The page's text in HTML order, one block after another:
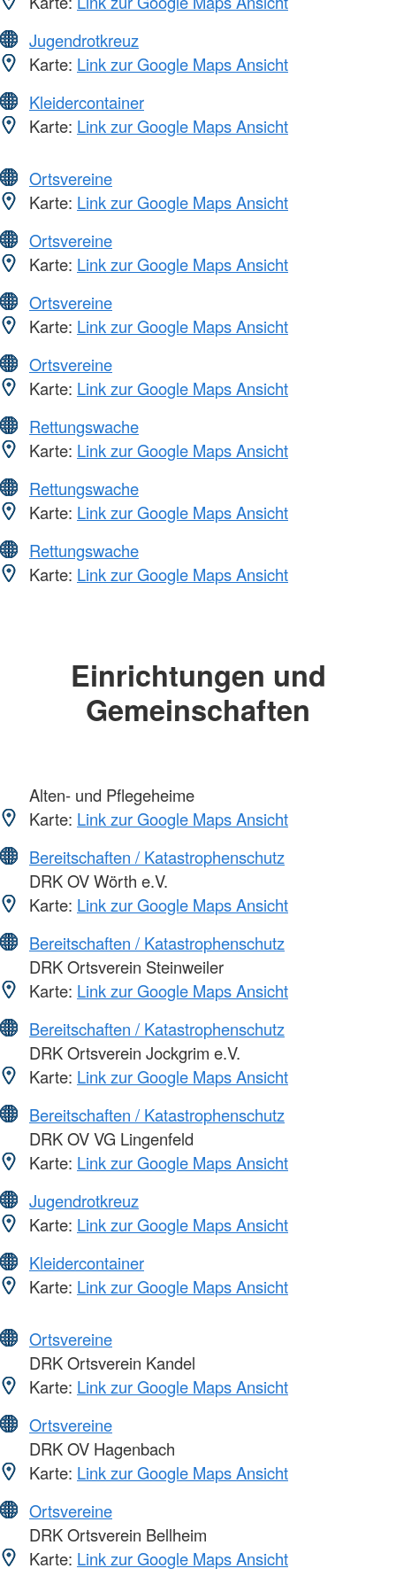
Jugendrotkreuz
Karte: Link zur Google Maps Ansicht
Kleidercontainer
Karte: Link zur Google Maps Ansicht
Ortsvereine
Karte: Link zur Google Maps Ansicht
Ortsvereine
Karte: Link zur Google Maps Ansicht
Ortsvereine
Karte: Link zur Google Maps Ansicht
Ortsvereine
Karte: Link zur Google Maps Ansicht
Rettungswache
Karte: Link zur Google Maps Ansicht
Rettungswache
Karte: Link zur Google Maps Ansicht
Rettungswache
Karte: Link zur Google Maps Ansicht
Einrichtungen und
Gemeinschaften
Alten- und Pflegeheime
Karte: Link zur Google Maps Ansicht
Bereitschaften / Katastrophenschutz
DRK OV Wörth e.V.
Karte: Link zur Google Maps Ansicht
Bereitschaften / Katastrophenschutz
DRK Ortsverein Steinweiler
Karte: Link zur Google Maps Ansicht
Bereitschaften / Katastrophenschutz
DRK Ortsverein Jockgrim e.V.
Karte: Link zur Google Maps Ansicht
Bereitschaften / Katastrophenschutz
DRK OV VG Lingenfeld
Karte: Link zur Google Maps Ansicht
Jugendrotkreuz
Karte: Link zur Google Maps Ansicht
Kleidercontainer
Karte: Link zur Google Maps Ansicht
Ortsvereine
DRK Ortsverein Kandel
Karte: Link zur Google Maps Ansicht
Ortsvereine
DRK OV Hagenbach
Karte: Link zur Google Maps Ansicht
Ortsvereine
DRK Ortsverein Bellheim
Karte: Link zur Google Maps Ansicht